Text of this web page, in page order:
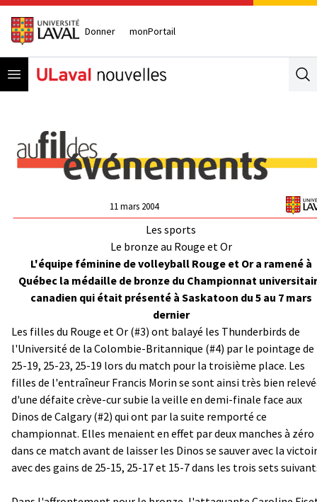
Donner monPortail
Open menu
11 mars 2004
Les sports
Le bronze au Rouge et Or
L'équipe féminine de volleyball Rouge et Or a ramené à
Québec la médaille de bronze du Championnat
canadien qui était présenté à Saskatoon du 5 au 7 mars
dernier
Les filles du Rouge et Or (#3) ont balayé les Thunderbirds de
l'Université de la Colombie-Britannique (#4) par le pointage de
25-19, 25-23, 25-19 lors du match pour la troisième place. Les
filles de l'entraîneur Francis Morin se sont ainsi très bien
d'une défaite crève-cur subie la veille en demi-finale face aux
Dinos de Calgary (#2) qui ont par la suite remporté ce
championnat. Elles menaient en effet par deux manches à zéro
dans ce match avant de laisser les Dinos se sauver avec la
avec des gains de 25-15, 25-17 et 15-7 dans les trois sets